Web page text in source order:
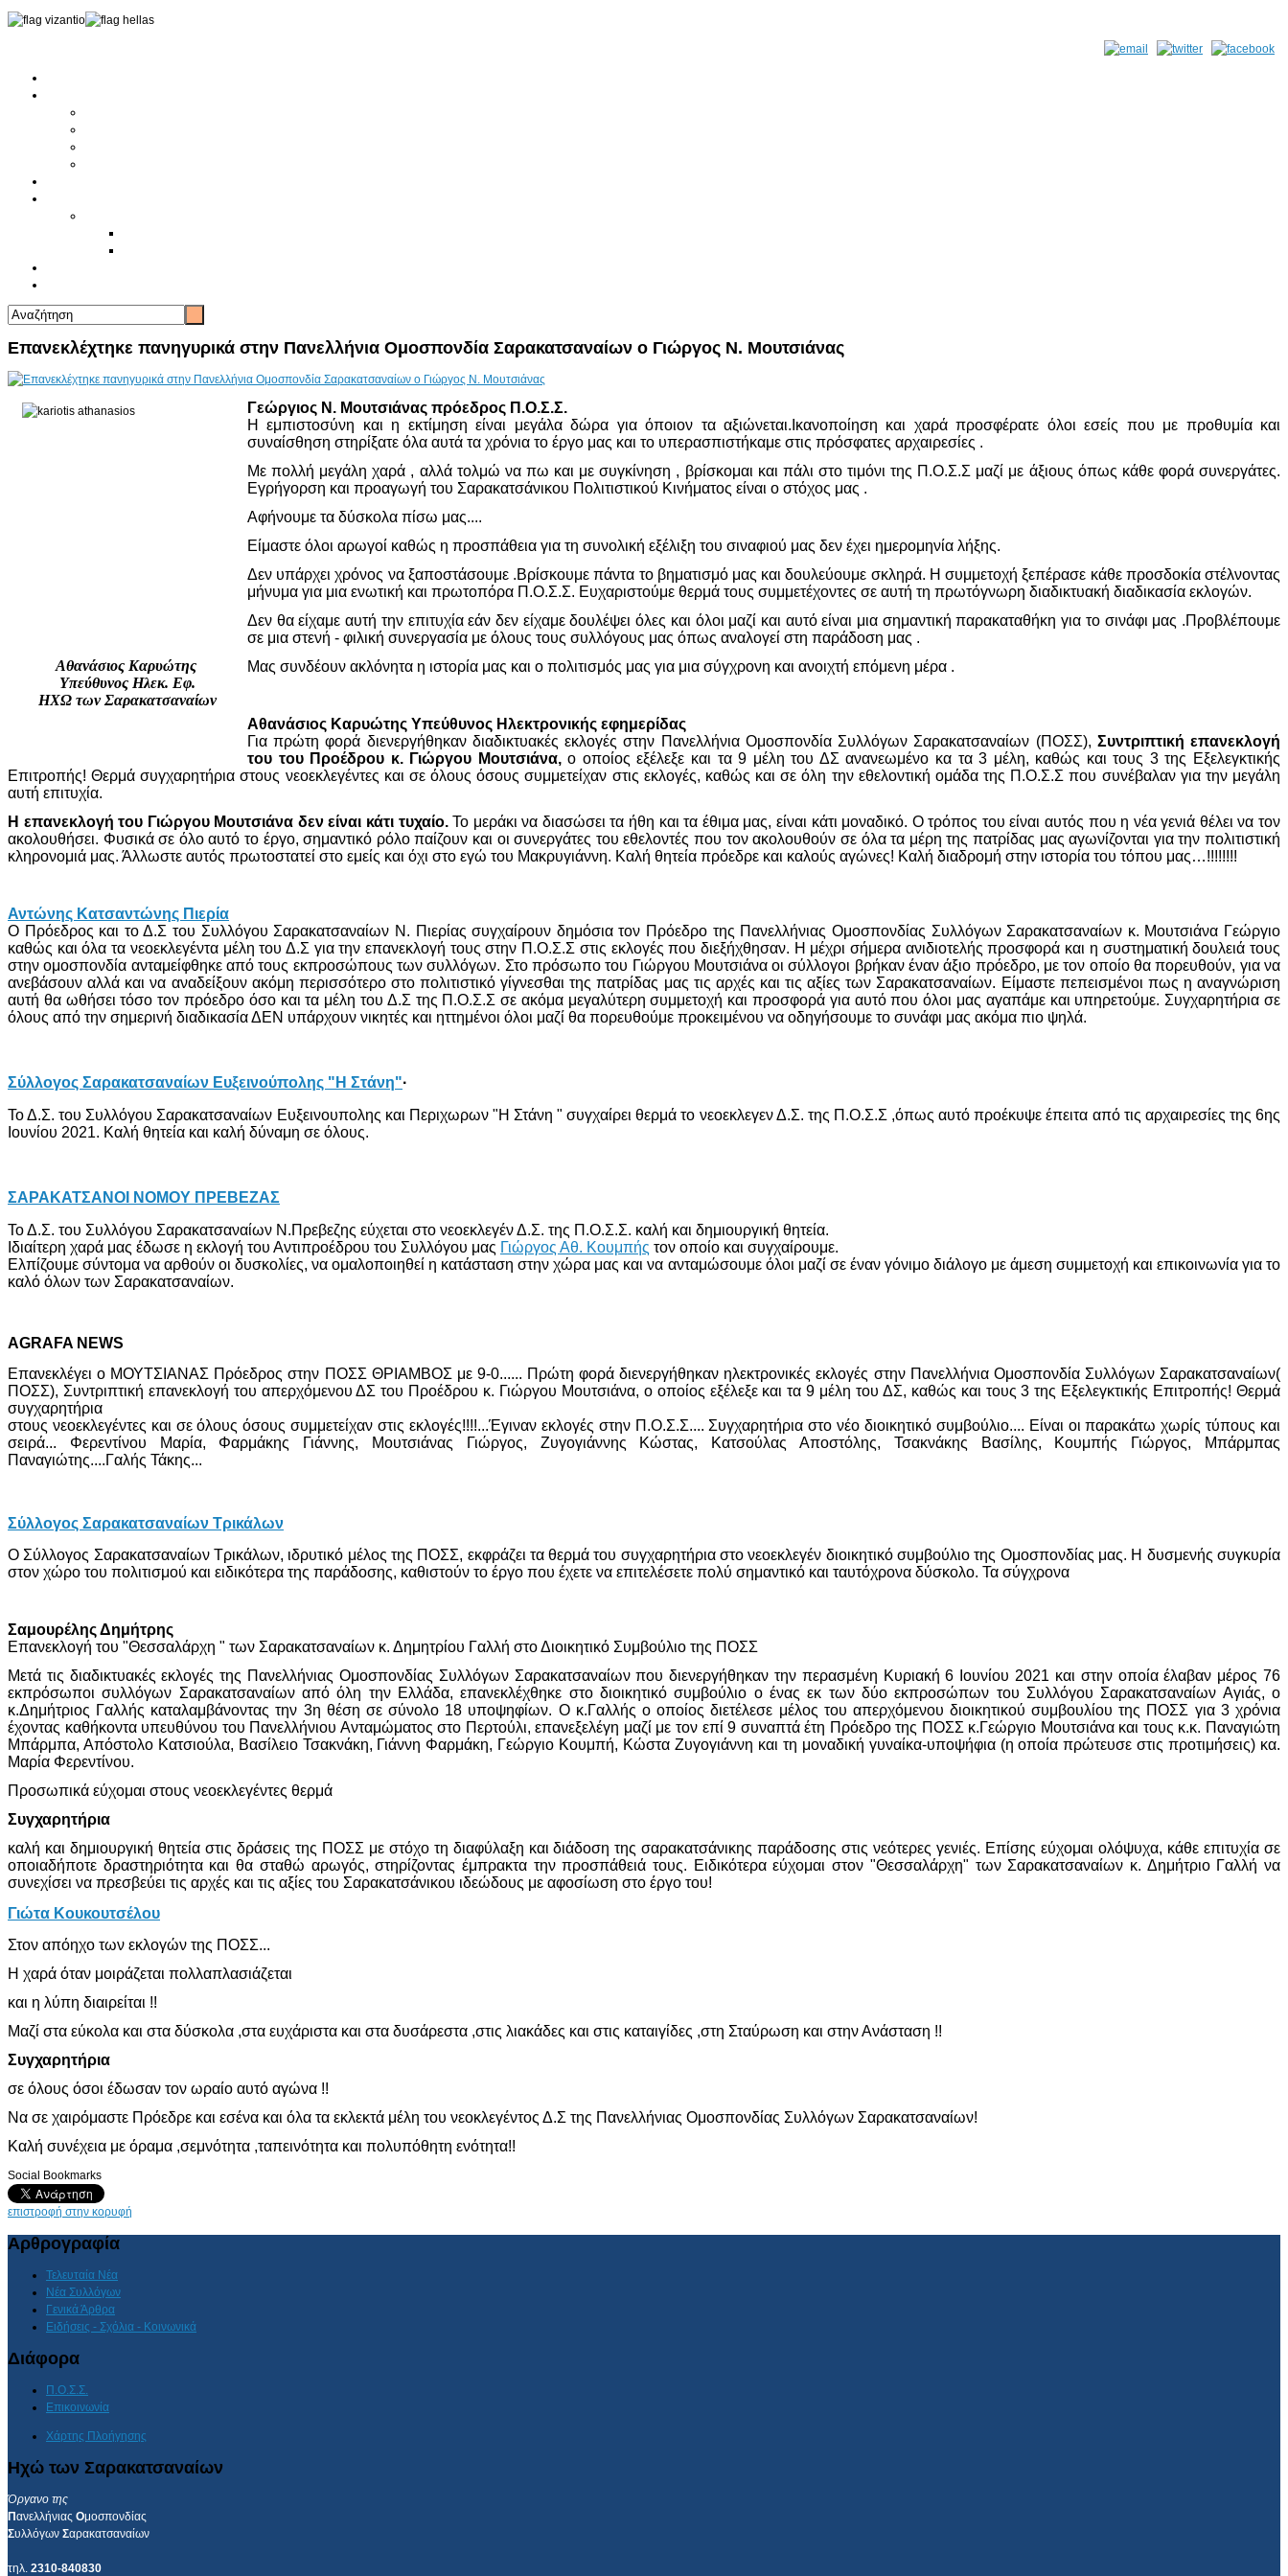
Επανεκλέχτηκε πανηγυρικά στην Πανελλήνια Ομοσπονδία Σαρακατσαναίων ο Γιώργος Ν. Μουτσιάνας
Αθανάσιος Καρυώτης
Υπεύθυνος Ηλεκ. Εφ.
ΗΧΩ των Σαρακατσαναίων
Γεώργιος Ν. Μουτσιάνας πρόεδρος Π.Ο.Σ.Σ.
Η εμπιστοσύνη και η εκτίμηση είναι μεγάλα δώρα για όποιον τα αξιώνεται.Ικανοποίηση και χαρά προσφέρατε όλοι εσείς που με προθυμία και
συναίσθηση στηρίξατε όλα αυτά τα χρόνια το έργο μας και το υπερασπιστήκαμε στις πρόσφατες αρχαιρεσίες .
Με πολλή μεγάλη χαρά , αλλά τολμώ να πω και με συγκίνηση , βρίσκομαι και πάλι στο τιμόνι της Π.Ο.Σ.Σ μαζί με άξιους όπως κάθε φορά συνεργάτες.
Εγρήγορση και προαγωγή του Σαρακατσάνικου Πολιτιστικού Κινήματος είναι ο στόχος μας .
Αφήνουμε τα δύσκολα πίσω μας....
Είμαστε όλοι αρωγοί καθώς η προσπάθεια για τη συνολική εξέλιξη του σιναφιού μας δεν έχει ημερομηνία λήξης.
Δεν υπάρχει χρόνος να ξαποστάσουμε .Βρίσκουμε πάντα το βηματισμό μας και δουλεύουμε σκληρά. Η συμμετοχή ξεπέρασε κάθε προσδοκία στέλνοντας
μήνυμα για μια ενωτική και πρωτοπόρα Π.Ο.Σ.Σ. Ευχαριστούμε θερμά τους συμμετέχοντες σε αυτή τη πρωτόγνωρη διαδικτυακή διαδικασία εκλογών.
Δεν θα είχαμε αυτή την επιτυχία εάν δεν είχαμε δουλέψει όλες και όλοι μαζί και αυτό είναι μια σημαντική παρακαταθήκη για το σινάφι μας .Προβλέπουμε
σε μια στενή - φιλική συνεργασία με όλους τους συλλόγους μας όπως αναλογεί στη παράδοση μας .
Μας συνδέουν ακλόνητα η ιστορία μας και ο πολιτισμός μας για μια σύγχρονη και ανοιχτή επόμενη μέρα .
Αθανάσιος Καρυώτης Υπεύθυνος Ηλεκτρονικής εφημερίδας
Για πρώτη φορά διενεργήθηκαν διαδικτυακές εκλογές στην Πανελλήνια Ομοσπονδία Συλλόγων Σαρακατσαναίων (ΠΟΣΣ), Συντριπτική επανεκλογή
του του Προέδρου κ. Γιώργου Μουτσιάνα,ο οποίος εξέλεξε και τα 9 μέλη του ΔΣ ανανεωμένο κα τα 3 μέλη, καθώς και τους 3 της Εξελεγκτικής
Επιτροπής! Θερμά συγχαρητήρια στους νεοεκλεγέντες και σε όλους όσους συμμετείχαν στις εκλογές, καθώς και σε όλη την εθελοντική ομάδα της Π.Ο.Σ.Σ που συνέβαλαν για την μεγάλη
αυτή επιτυχία.
Η επανεκλογή του Γιώργου Μουτσιάνα δεν είναι κάτι τυχαίο.Το μεράκι να διασώσει τα ήθη και τα έθιμα μας, είναι κάτι μοναδικό. Ο τρόπος του είναι αυτός που η νέα γενιά θέλει να τον
ακολουθήσει. Φυσικά σε όλο αυτό το έργο, σημαντικό ρόλο παίζουν και οι συνεργάτες του εθελοντές που τον ακολουθούν σε όλα τα μέρη της πατρίδας μας αγωνίζονται για την πολιτιστική
κληρονομιά μας. Άλλωστε αυτός πρωτοστατεί στο εμείς και όχι στο εγώ του Μακρυγιάννη. Καλή θητεία πρόεδρε και καλούς αγώνες! Καλή διαδρομή στην ιστορία του τόπου μας…!!!!!!!!
Αντώνης Κατσαντώνης Πιερία
Ο Πρόεδρος και το Δ.Σ του Συλλόγου Σαρακατσαναίων Ν. Πιερίας συγχαίρουν δημόσια τον Πρόεδρο της Πανελλήνιας Ομοσπονδίας Συλλόγων Σαρακατσαναίων κ. Μουτσιάνα Γεώργιο
καθώς και όλα τα νεοεκλεγέντα μέλη του Δ.Σ για την επανεκλογή τους στην Π.Ο.Σ.Σ στις εκλογές που διεξήχθησαν. Η μέχρι σήμερα ανιδιοτελής προσφορά και η συστηματική δουλειά τους
στην ομοσπονδία ανταμείφθηκε από τους εκπροσώπους των συλλόγων. Στο πρόσωπο του Γιώργου Μουτσιάνα οι σύλλογοι βρήκαν έναν άξιο πρόεδρο, με τον οποίο θα πορευθούν, για να
ανεβάσουν αλλά και να αναδείξουν ακόμη περισσότερο στο πολιτιστικό γίγνεσθαι της πατρίδας μας τις αρχές και τις αξίες των Σαρακατσαναίων. Είμαστε πεπεισμένοι πως η αναγνώριση
αυτή θα ωθήσει τόσο τον πρόεδρο όσο και τα μέλη του Δ.Σ της Π.Ο.Σ.Σ σε ακόμα μεγαλύτερη συμμετοχή και προσφορά για αυτό που όλοι μας αγαπάμε και υπηρετούμε. Συγχαρητήρια σε
όλους από την σημερινή διαδικασία ΔΕΝ υπάρχουν νικητές και ηττημένοι όλοι μαζί θα πορευθούμε προκειμένου να οδηγήσουμε το συνάφι μας ακόμα πιο ψηλά.
Σύλλογος Σαρακατσαναίων Ευξεινούπολης "Η Στάνη"·
Το Δ.Σ. του Συλλόγου Σαρακατσαναίων Ευξεινουπολης και Περιχωρων "Η Στάνη " συγχαίρει θερμά το νεοεκλεγεν Δ.Σ. της Π.Ο.Σ.Σ ,όπως αυτό προέκυψε έπειτα από τις αρχαιρεσίες της 6ης
Ιουνίου 2021. Καλή θητεία και καλή δύναμη σε όλους.
ΣΑΡΑΚΑΤΣΑΝΟΙ ΝΟΜΟΥ ΠΡΕΒΕΖΑΣ
Το Δ.Σ. του Συλλόγου Σαρακατσαναίων Ν.Πρεβεζης εύχεται στο νεοεκλεγέν Δ.Σ. της Π.Ο.Σ.Σ. καλή και δημιουργική θητεία.
Ιδιαίτερη χαρά μας έδωσε η εκλογή του Αντιπροέδρου του Συλλόγου μας Γιώργος Αθ. Κουμπής τον οποίο και συγχαίρουμε.
Ελπίζουμε σύντομα να αρθούν οι δυσκολίες, να ομαλοποιηθεί η κατάσταση στην χώρα μας και να ανταμώσουμε όλοι μαζί σε έναν γόνιμο διάλογο με άμεση συμμετοχή και επικοινωνία για το
καλό όλων των Σαρακατσαναίων.
AGRAFA NEWS
Επανεκλέγει ο ΜΟΥΤΣΙΑΝΑΣ Πρόεδρος στην ΠΟΣΣ ΘΡΙΑΜΒΟΣ με 9-0...... Πρώτη φορά διενεργήθηκαν ηλεκτρονικές εκλογές στην Πανελλήνια Ομοσπονδία Συλλόγων Σαρακατσαναίων(
ΠΟΣΣ), Συντριπτική επανεκλογή του απερχόμενου ΔΣ του Προέδρου κ. Γιώργου Μουτσιάνα, ο οποίος εξέλεξε και τα 9 μέλη του ΔΣ, καθώς και τους 3 της Εξελεγκτικής Επιτροπής! Θερμά
συγχαρητήρια
στους νεοεκλεγέντες και σε όλους όσους συμμετείχαν στις εκλογές!!!!...Έγιναν εκλογές στην Π.Ο.Σ.Σ.... Συγχαρητήρια στο νέο διοικητικό συμβούλιο.... Είναι οι παρακάτω χωρίς τύπους και
σειρά... Φερεντίνου Μαρία, Φαρμάκης Γιάννης, Μουτσιάνας Γιώργος, Ζυγογιάννης Κώστας, Κατσούλας Αποστόλης, Τσακνάκης Βασίλης, Κουμπής Γιώργος, Μπάρμπας
Παναγιώτης....Γαλής Τάκης...
Σύλλογος Σαρακατσαναίων Τρικάλων
Ο Σύλλογος Σαρακατσαναίων Τρικάλων, ιδρυτικό μέλος της ΠΟΣΣ, εκφράζει τα θερμά του συγχαρητήρια στο νεοεκλεγέν διοικητικό συμβούλιο της Ομοσπονδίας μας. Η δυσμενής συγκυρία
στον χώρο του πολιτισμού και ειδικότερα της παράδοσης, καθιστούν το έργο που έχετε να επιτελέσετε πολύ σημαντικό και ταυτόχρονα δύσκολο. Τα σύγχρονα
Σαμουρέλης Δημήτρης
Επανεκλογή του "Θεσσαλάρχη " των Σαρακατσαναίων κ. Δημητρίου Γαλλή στο Διοικητικό Συμβούλιο της ΠΟΣΣ
Μετά τις διαδικτυακές εκλογές της Πανελλήνιας Ομοσπονδίας Συλλόγων Σαρακατσαναίων που διενεργήθηκαν την περασμένη Κυριακή 6 Ιουνίου 2021 και στην οποία έλαβαν μέρος 76
εκπρόσωποι συλλόγων Σαρακατσαναίων από όλη την Ελλάδα, επανεκλέχθηκε στο διοικητικό συμβούλιο ο ένας εκ των δύο εκπροσώπων του Συλλόγου Σαρακατσαναίων Αγιάς, ο
κ.Δημήτριος Γαλλής καταλαμβάνοντας την 3η θέση σε σύνολο 18 υποψηφίων. Ο κ.Γαλλής ο οποίος διετέλεσε μέλος του απερχόμενου διοικητικού συμβουλίου της ΠΟΣΣ για 3 χρόνια
έχοντας καθήκοντα υπευθύνου του Πανελλήνιου Ανταμώματος στο Περτούλι, επανεξελέγη μαζί με τον επί 9 συναπτά έτη Πρόεδρο της ΠΟΣΣ κ.Γεώργιο Μουτσιάνα και τους κ.κ. Παναγιώτη
Μπάρμπα, Απόστολο Κατσιούλα, Βασίλειο Τσακνάκη, Γιάννη Φαρμάκη, Γεώργιο Κουμπή, Κώστα Ζυγογιάννη και τη μοναδική γυναίκα-υποψήφια (η οποία πρώτευσε στις προτιμήσεις) κα.
Μαρία Φερεντίνου.
Προσωπικά εύχομαι στους νεοεκλεγέντες θερμά
Συγχαρητήρια
καλή και δημιουργική θητεία στις δράσεις της ΠΟΣΣ με στόχο τη διαφύλαξη και διάδοση της σαρακατσάνικης παράδοσης στις νεότερες γενιές. Επίσης εύχομαι ολόψυχα, κάθε επιτυχία σε
οποιαδήποτε δραστηριότητα και θα σταθώ αρωγός, στηρίζοντας έμπρακτα την προσπάθειά τους. Ειδικότερα εύχομαι στον "Θεσσαλάρχη" των Σαρακατσαναίων κ. Δημήτριο Γαλλή να
συνεχίσει να πρεσβεύει τις αρχές και τις αξίες του Σαρακατσάνικου ιδεώδους με αφοσίωση στο έργο του!
Γιώτα Κουκουτσέλου
Στον απόηχο των εκλογών της ΠΟΣΣ...
Η χαρά όταν μοιράζεται πολλαπλασιάζεται
και η λύπη διαιρείται !!
Μαζί στα εύκολα και στα δύσκολα ,στα ευχάριστα και στα δυσάρεστα ,στις λιακάδες και στις καταιγίδες ,στη Σταύρωση και στην Ανάσταση !!
Συγχαρητήρια
σε όλους όσοι έδωσαν τον ωραίο αυτό αγώνα !!
Να σε χαιρόμαστε Πρόεδρε και εσένα και όλα τα εκλεκτά μέλη του νεοκλεγέντος Δ.Σ της Πανελλήνιας Ομοσπονδίας Συλλόγων Σαρακατσαναίων!
Καλή συνέχεια με όραμα ,σεμνότητα ,ταπεινότητα και πολυπόθητη ενότητα!!
Social Bookmarks
επιστροφή στην κορυφή
Αρθρογραφία
Τελευταία Νέα
Νέα Συλλόγων
Γενικά Άρθρα
Ειδήσεις - Σχόλια - Κοινωνικά
Διάφορα
Π.Ο.Σ.Σ.
Επικοινωνία
Χάρτης Πλοήγησης
Ηχώ των Σαρακατσαναίων
Όργανο της
Πανελλήνιας Ομοσπονδίας
Συλλόγων Σαρακατσαναίων
τηλ. 2310-840830